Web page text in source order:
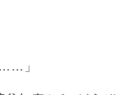
……」